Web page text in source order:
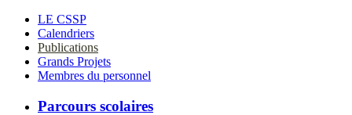
LE CSSP
Calendriers
Publications
Grands Projets
Membres du personnel
Parcours scolaires